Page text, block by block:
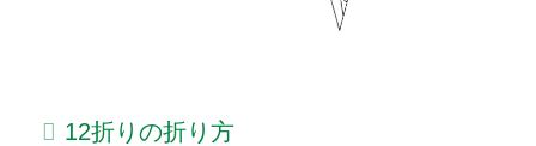
12折りの折り方